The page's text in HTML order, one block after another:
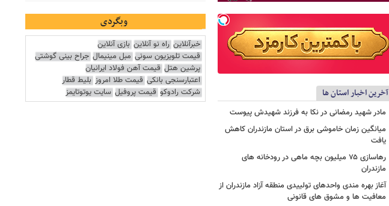
آخرین اخبار استان ها
مادر شهید رمضانی در نکا به فرزند شهیدش پیوست
میانگین زمان خاموشی برق در استان مازندران کاهش
یافت
رهاسازی ۷۵ میلیون بچه ماهی در رودخانه های
مازندران
آغاز بهره مندی واحدهای تولییدی منطقه آزاد مازندران از
معافیت ها و مشوق های قانونی
وبگردی
خبرآنلاین راه نو آنلاین بازی آنلاین
قیمت تلویزیون سونی مبل مینیمال جراح بینی گوشتی
پرشین هتل قیمت آهن فولاد ایرانیان
اعتبارسنجی بانکی قیمت طلا امروز بلیط قطار
شرکت رادوکو قیمت پروفیل سایت یوتوتایمز